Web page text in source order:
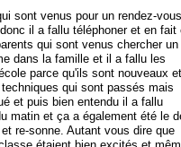
sont venus pour un rendez-vous
il a fallu téléphoner et en fait
qui sont venus chercher un
dans la famille et il a fallu les
parce qu'ils sont nouveaux et
qui sont passés mais
et puis bien entendu il a fallu
matin et ça a également été le
re-sonne. Autant vous dire que